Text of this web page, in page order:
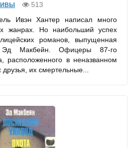
513
Ивэн Хантер написал много
жанрах. Но наибольший успех
романов, выпущенная
Эд Макбейн. Офицеры 87-го
расположенного в неназванном
их смертельные...